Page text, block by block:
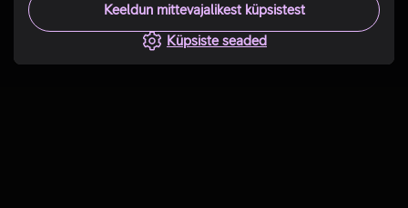
Keeldun mittevajalikest küpsistest
Küpsiste seaded